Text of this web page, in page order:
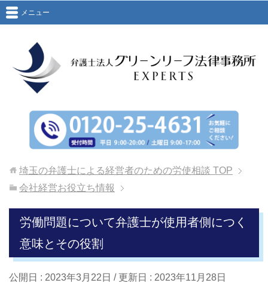
メニュー
埼玉の弁護士による経営者のための労使相談 TOP
会社経営お役立ち情報
労働問題について弁護士が使用者側につく
意味とその役割
公開日 : 2023年3月22日 / 更新日 : 2023年11月28日